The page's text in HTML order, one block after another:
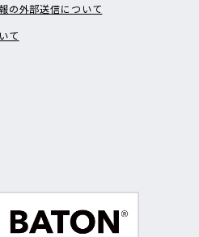
の外部送信について
て